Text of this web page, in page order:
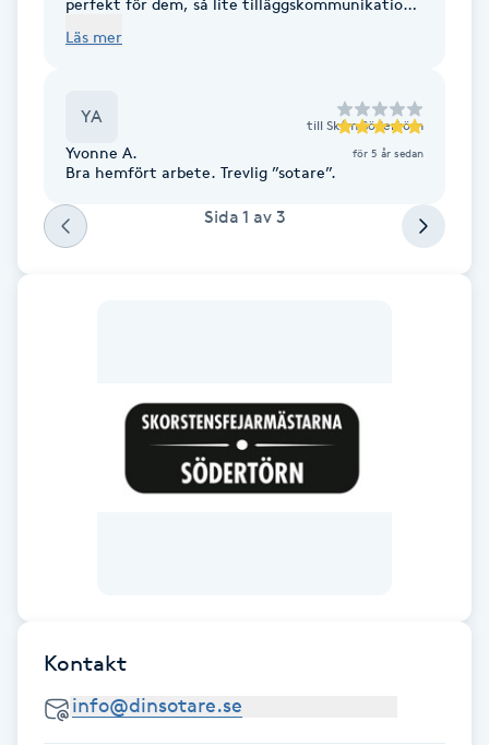
Faceliftmassage
Fet hårbotten
Fettreducering
Fransborttagning
Läs mer
YA till Skfm Södertörn
Yvonne A. för 5 år sedan
Bra hemfört arbete. Trevlig ”sotare”.
Sida 1 av 3
Kontakt